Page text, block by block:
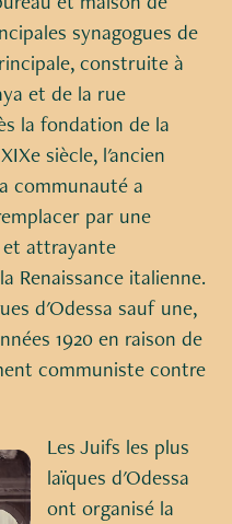
synagogues de
construite à
et de la rue
la fondation de la
siècle, l'ancien
communauté a
par une
attrayante
Renaissance italienne.
d'Odessa sauf une,
1920 en raison de
communiste contre
Les Juifs les plus
laïques d'Odessa
ont organisé la